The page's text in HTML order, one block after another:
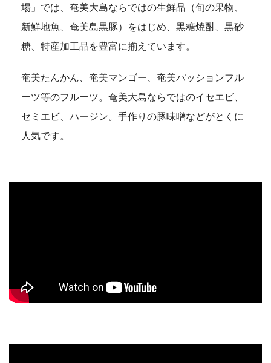
場」では、奄美大島ならではの生鮮品（旬の果物、
新鮮地魚、奄美島黒豚）をはじめ、黒糖焼酎、黒砂
糖、特産加工品を豊富に揃えています。
奄美たんかん、奄美マンゴー、奄美パッションフル
ーツ等のフルーツ。奄美大島ならではのイセエビ、
セミエビ、ハージン。手作りの豚味噌などがとくに
人気です。